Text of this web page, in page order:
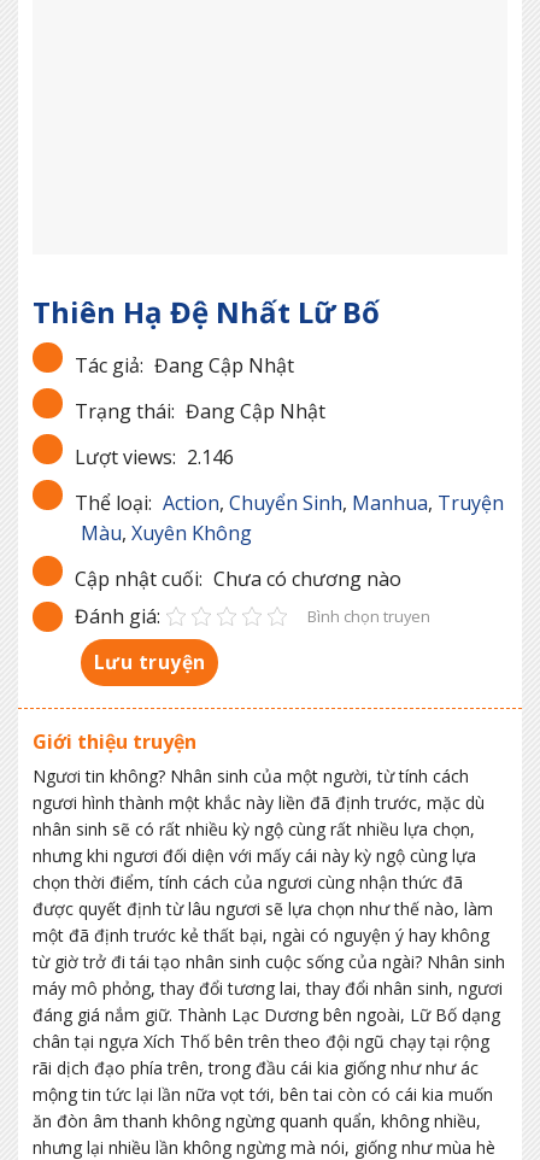
Thiên Hạ Đệ Nhất Lữ Bố
Tác giả: Đang Cập Nhật
Trạng thái: Đang Cập Nhật
Lượt views: 2.146
Thể loại: Action, Chuyển Sinh, Manhua, Truyện
Màu, Xuyên Không
Cập nhật cuối: Chưa có chương nào
Đánh giá:
Bình chọn truyen
Lưu truyện
Giới thiệu truyện
Ngươi tin không? Nhân sinh của một người, từ tính cách
ngươi hình thành một khắc này liền đã định trước, mặc dù
nhân sinh sẽ có rất nhiều kỳ ngộ cùng rất nhiều lựa chọn,
nhưng khi ngươi đối diện với mấy cái này kỳ ngộ cùng lựa
chọn thời điểm, tính cách của ngươi cùng nhận thức đã
được quyết định từ lâu ngươi sẽ lựa chọn như thế nào, làm
một đã định trước kẻ thất bại, ngài có nguyện ý hay không
từ giờ trở đi tái tạo nhân sinh cuộc sống của ngài? Nhân sinh
máy mô phỏng, thay đổi tương lai, thay đổi nhân sinh, ngươi
đáng giá nắm giữ. Thành Lạc Dương bên ngoài, Lữ Bố dạng
chân tại ngựa Xích Thố bên trên theo đội ngũ chạy tại rộng
rãi dịch đạo phía trên, trong đầu cái kia giống như như ác
mộng tin tức lại lần nữa vọt tới, bên tai còn có cái kia muốn
ăn đòn âm thanh không ngừng quanh quẩn, không nhiều,
nhưng lại nhiều lần không ngừng mà nói, giống như mùa hè